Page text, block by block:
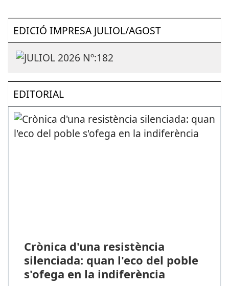
EDICIÓ IMPRESA JULIOL/AGOST
EDITORIAL
Crònica d'una resistència
silenciada: quan l'eco del poble
s'ofega en la indiferència